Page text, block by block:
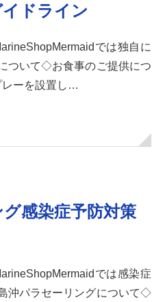
ドライン
では独自に
ついて◇お食事のご提供につ
レーを設置し…
感染症予防対策
では感染症
沖パラセーリングについて◇